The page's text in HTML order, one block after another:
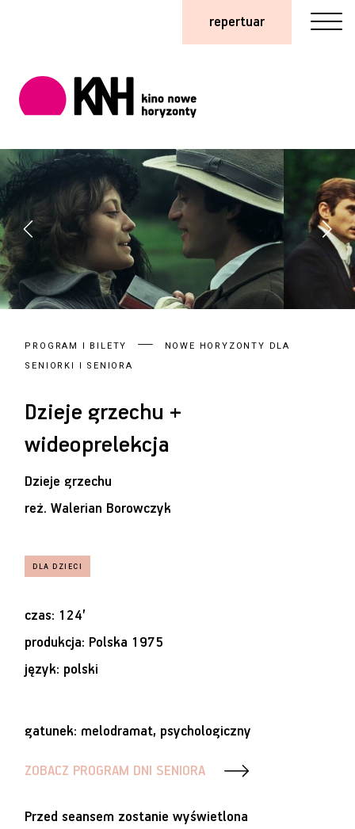
repertuar
PROGRAM I BILETY
NOWE HORYZONTY DLA
SENIORKI I SENIORA
Dzieje grzechu +
wideoprelekcja
Dzieje grzechu
reż.Walerian Borowczyk
czas: 124’
produkcja: Polska 1975
język: polski
gatunek: melodramat, psychologiczny
ZOBACZ PROGRAM DNI SENIORA
Przed seansem zostanie wyświetlona